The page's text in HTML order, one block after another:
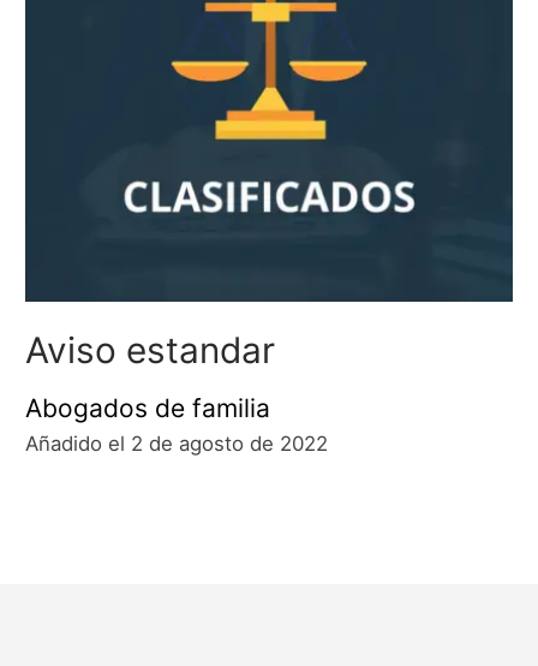
Aviso estandar
Abogados de familia
Añadido el 2 de agosto de 2022